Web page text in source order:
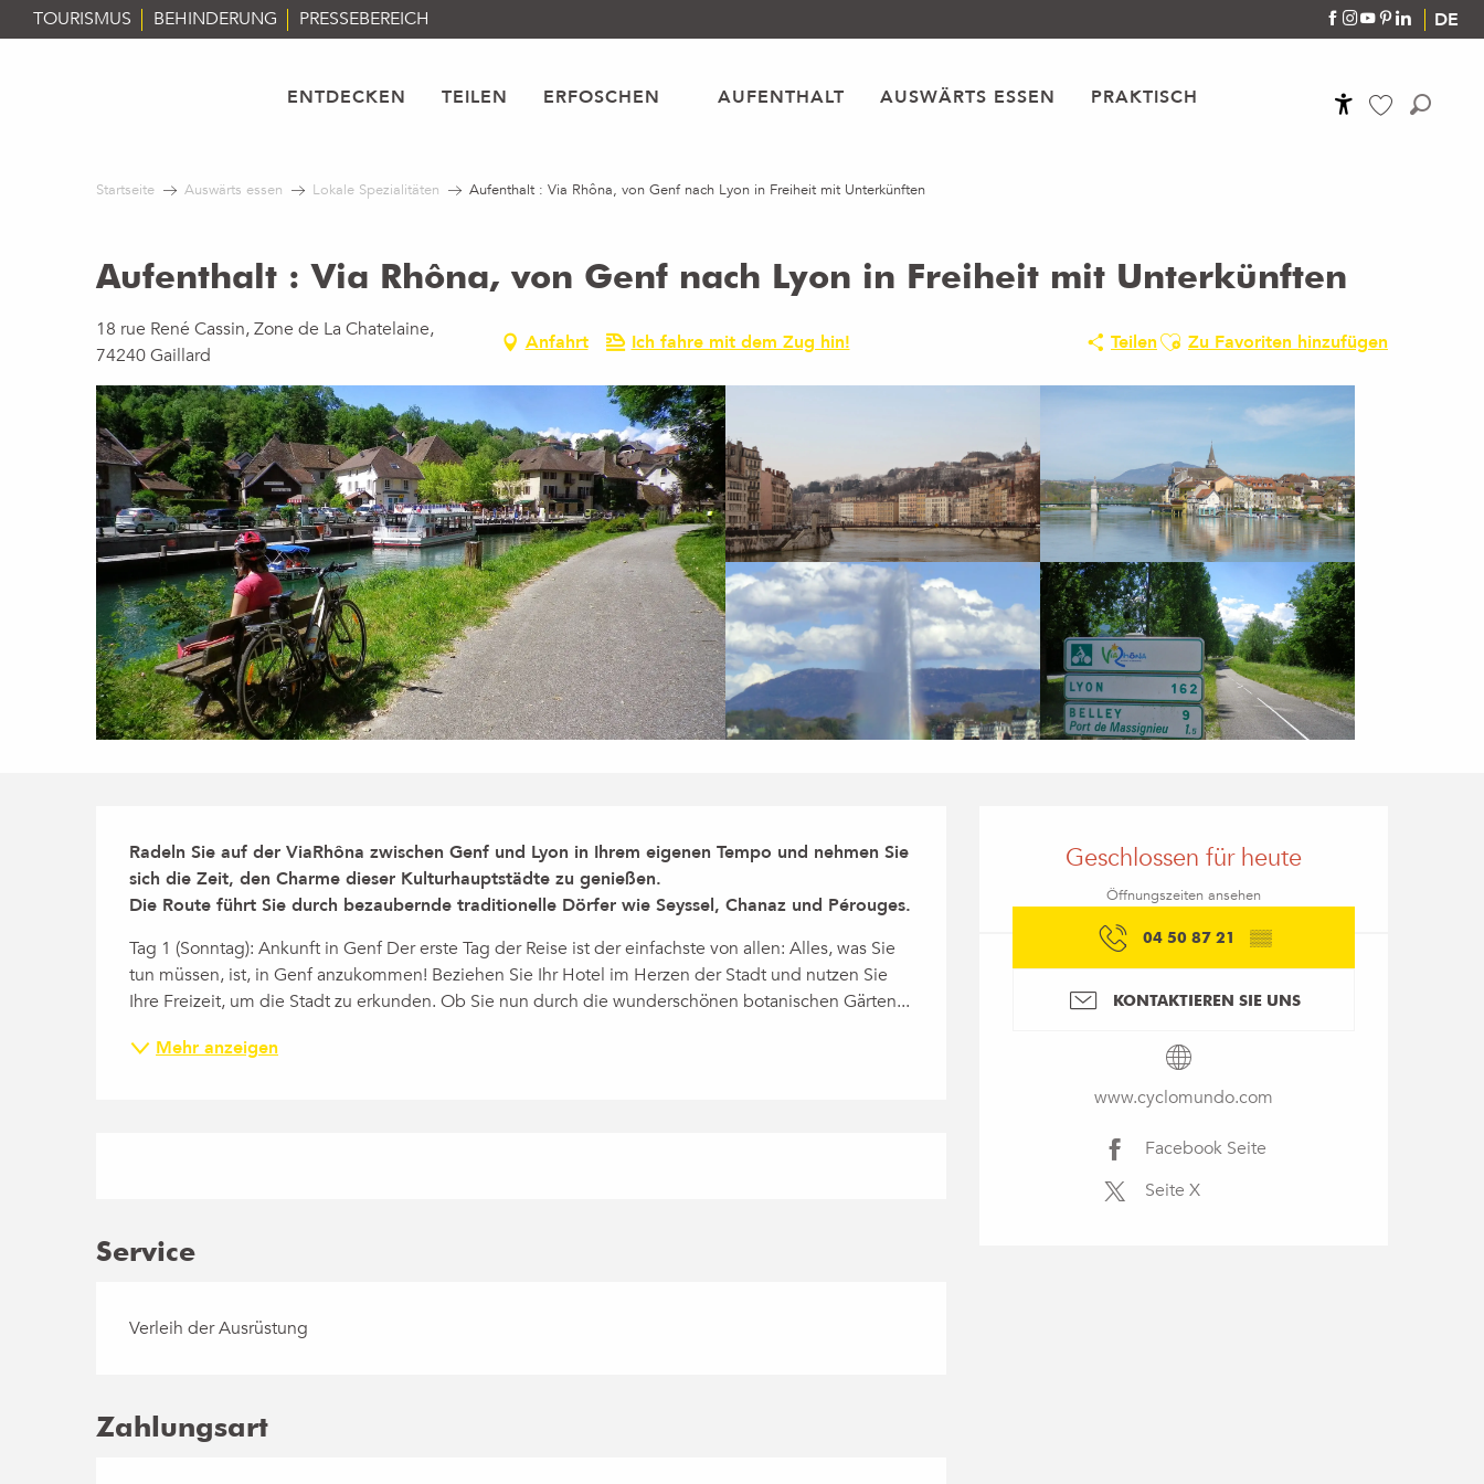
Aller
au
DE
TOURISMUS BEHINDERUNG PRESSEBEREICH
ENTDECKEN TEILEN ERFOSCHEN AUFENTHALT AUSWÄRTS ESSEN PRAKTISCH
Startseite Auswärts essen Lokale Spezialitäten Aufenthalt : Via Rhôna, von Genf nach Lyon in Freiheit mit Unterkünften
Aufenthalt : Via Rhôna, von Genf nach Lyon in Freiheit mit Unterkünften
18 rue René Cassin, Zone de La Chatelaine,
74240 Gaillard
Anfahrt Ich fahre mit dem Zug hin! TeilenAjouter aux favoris
Zu Favoriten hinzufügen
Öffnungszeiten &
Geschlossen für heute
Öffnungszeiten ansehen
04 50 87 21 ▒▒
KONTAKTIEREN SIE UNS
www.cyclomundo.com
Facebook Seite
Seite X
Beschreibung
Radeln Sie auf der ViaRhôna zwischen Genf und Lyon in Ihrem eigenen Tempo und nehmen Sie
sich die Zeit, den Charme dieser Kulturhauptstädte zu genießen.
Die Route führt Sie durch bezaubernde traditionelle Dörfer wie Seyssel, Chanaz und Pérouges.
Tag 1 (Sonntag): Ankunft in Genf Der erste Tag der Reise ist der einfachste von allen: Alles, was Sie
tun müssen, ist, in Genf anzukommen! Beziehen Sie Ihr Hotel im Herzen der Stadt und nutzen Sie
Ihre Freizeit, um die Stadt zu erkunden. Ob Sie nun durch die wunderschönen botanischen Gärten...
Mehr anzeigen
Service
Verleih der Ausrüstung
Zahlungsart